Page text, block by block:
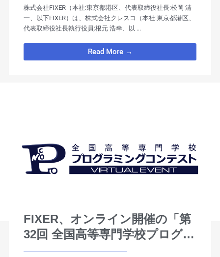
2021 ～デジタル技術で”わくわ
くする未来”を創る『想いをカ
ベントプラットフォームを提供
株式会社FIXER（本社:東京都港区、代表取締役社長:松岡 清
一、以下FIXER）は、株式会社クレスコ（本社:東京都港区、
代表取締役社長執行役員:根元 浩幸、以 ...
Read More →
FIXER、オンライン開催の「第
32回 全国高等専門学校プログラ
ミングコンテスト」 にバーチ